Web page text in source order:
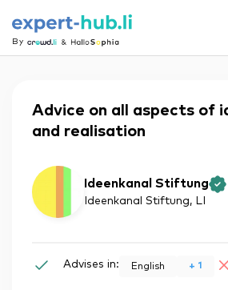
By
Advice on all aspects of
and realisation
Ideenkanal Stiftung
Ideenkanal Stiftung, LI
Advises in: English + 1